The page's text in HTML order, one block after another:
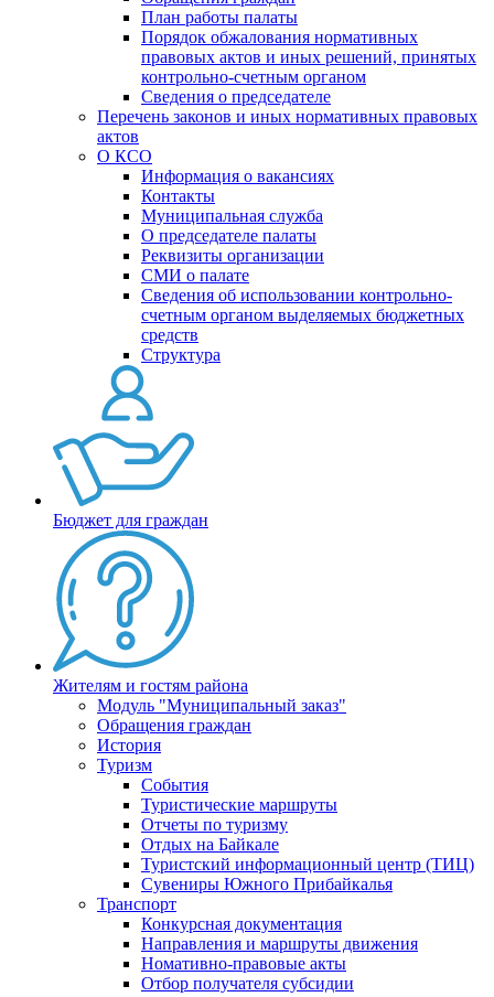
План работы палаты
Порядок обжалования нормативных
правовых актов и иных решений, принятых
контрольно-счетным органом
Сведения о председателе
Перечень законов и иных нормативных правовых
актов
О КСО
Информация о вакансиях
Контакты
Муниципальная служба
О председателе палаты
Реквизиты организации
СМИ о палате
Сведения об использовании контрольно-
счетным органом выделяемых бюджетных
средств
Структура
Бюджет для граждан
Жителям и гостям района
Модуль "Муниципальный заказ"
Обращения граждан
История
Туризм
События
Туристические маршруты
Отчеты по туризму
Отдых на Байкале
Туристский информационный центр (ТИЦ)
Сувениры Южного Прибайкалья
Транспорт
Конкурсная документация
Направления и маршруты движения
Номативно-правовые акты
Отбор получателя субсидии